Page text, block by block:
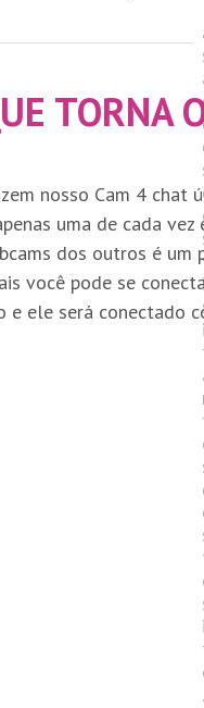
TORNA
nosso Cam 4 chat
uma de cada
dos outros é
você pode se
e ele será conectado
.